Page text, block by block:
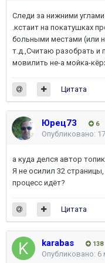
Следи за нижними
.кстаит на покатушках
больными местами (или
т.д.,Считаю разобрать и
мовилить не-а мойка-
Цитата
Юрец73 6
Опубликовано:
а куда делся автор
Я не осилил 32
процесс идёт?
Цитата
karabas 138
Опубликовано: 6